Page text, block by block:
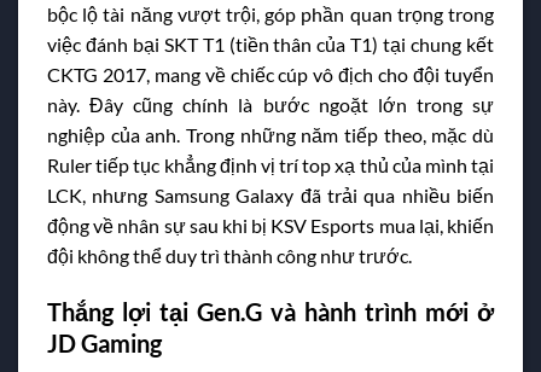
bộc lộ tài năng vượt trội, góp phần quan trọng trong
việc đánh bại SKT T1 (tiền thân của T1) tại chung kết
CKTG 2017, mang về chiếc cúp vô địch cho đội tuyển
này. Đây cũng chính là bước ngoặt lớn trong sự
nghiệp của anh. Trong những năm tiếp theo, mặc dù
Ruler tiếp tục khẳng định vị trí top xạ thủ của mình tại
LCK, nhưng Samsung Galaxy đã trải qua nhiều biến
động về nhân sự sau khi bị KSV Esports mua lại, khiến
đội không thể duy trì thành công như trước.
Thắng lợi tại Gen.G và hành trình mới ở
JD Gaming